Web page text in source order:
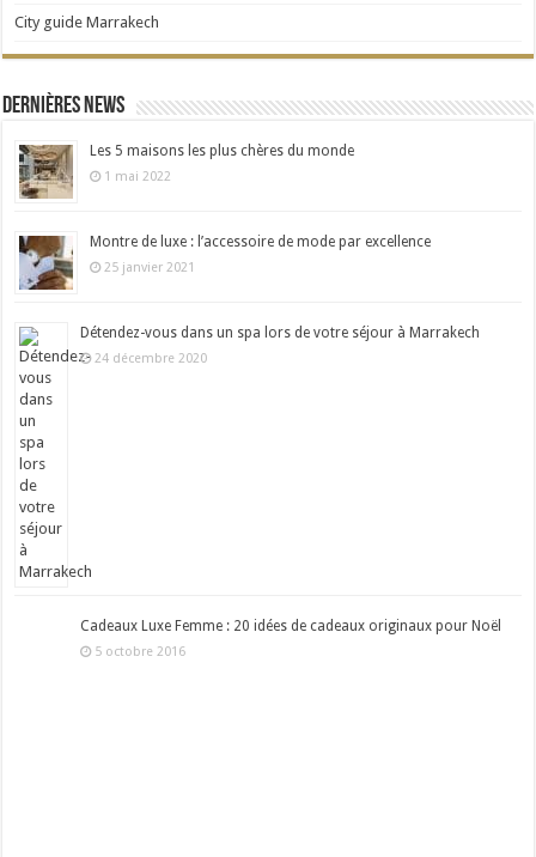
City guide Marrakech
Dernières news
Les 5 maisons les plus chères du monde
1 mai 2022
Montre de luxe : l’accessoire de mode par excellence
25 janvier 2021
Détendez-vous dans un spa lors de votre séjour à Marrakech
24 décembre 2020
Cadeaux Luxe Femme : 20 idées de cadeaux originaux pour Noël
5 octobre 2016